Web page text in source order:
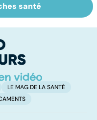
savoir sur
infections
santé
LE MAG DE LA SANTÉ